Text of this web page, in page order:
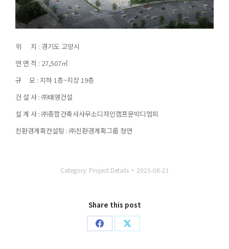
위 치 : 경기도 고양시
연 면 적 : 27,507㎡
규 모 : 지하 1층~지상 19층
건 설 사 : ㈜태영건설
설 계 사 : ㈜종합건축사사무소디자인캠프문박디엠피
친환경계획컨설팅 : ㈜친환경계획그룹 청연
Category: Project Details 2025-08-21
Share this post
Share Share